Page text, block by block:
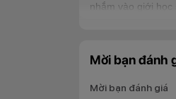
nhắm vào giới học
Mời bạn đánh
Mời bạn đánh giá